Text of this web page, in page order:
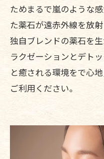
ためまるで嵐のような
た薬石が遠赤外線を放
独自ブレンドの薬石を
ラクゼーションとデト
と癒される環境をで心
ご利用ください。